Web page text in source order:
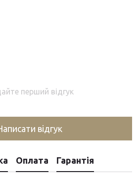
перший відгук
відгук
Оплата Гарантія